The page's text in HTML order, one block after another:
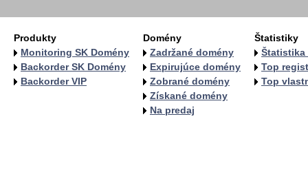
Produkty
Monitoring SK Domény
Backorder SK Domény
Backorder VIP
Domény
Zadržané domény
Expirujúce domény
Zobrané domény
Získané domény
Na predaj
Štatistiky
Štatistika
Top
Top